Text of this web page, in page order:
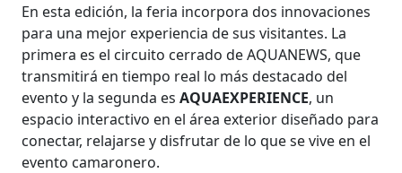
En esta edición, la feria incorpora dos innovaciones
para una mejor experiencia de sus visitantes. La
primera es el circuito cerrado de AQUANEWS, que
transmitirá en tiempo real lo más destacado del
evento y la segunda esAQUAEXPERIENCE, un
espacio interactivo en el área exterior diseñado para
conectar, relajarse y disfrutar de lo que se vive en el
evento camaronero.